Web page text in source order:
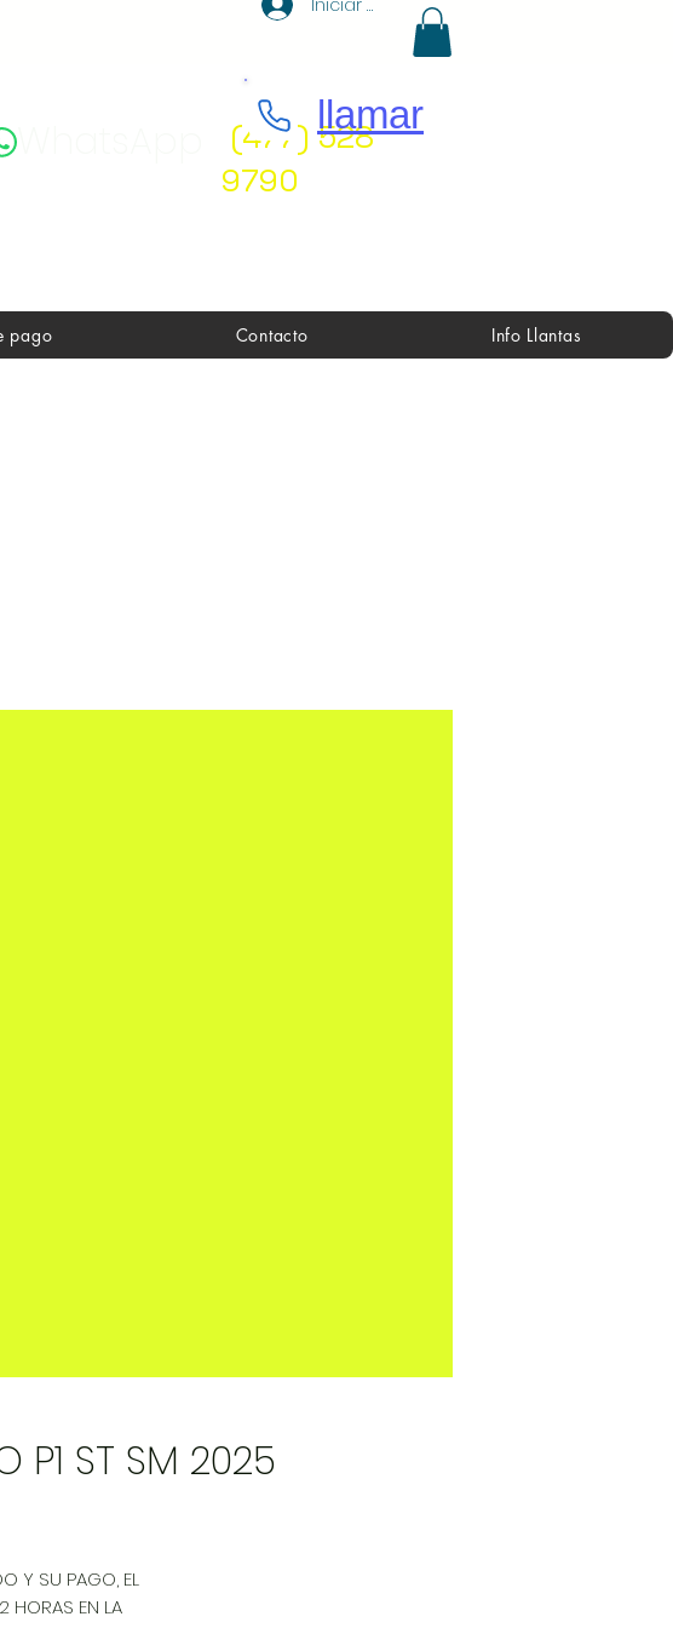
(477) 528
9790
P1 ST SM 2025
Y SU PAGO, EL
HORAS EN LA
pago Contacto Info Llantas
llamar